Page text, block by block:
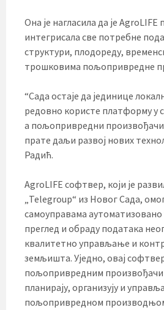
Она је нагласила да је
интегрисала све потребне
структури, плодореду,
трошковима пољопривредне
“Сада остаје да јединице
редовно користе платформу у
а пољопривредни произвођачи
прате даљи развој нових
Радић.
AgroLIFE софтвер, који је
„Telegroup“ из Новог Сада,
самоуправама
преглед и обраду података
квалитетно управљање и
земљишта. Уједно, овај
пољопривредним
планирају, организују и
пољопривредном